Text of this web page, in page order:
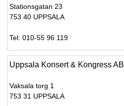
Stationsgatan 23
753 40 UPPSALA
Tel: 010-55 96 119
Uppsala Konsert & Kongress AB
Vaksala torg 1
753 31 UPPSALA